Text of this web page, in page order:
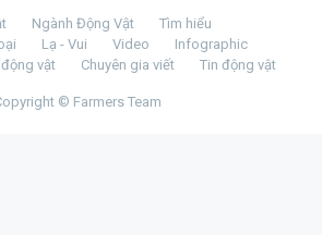
Ngành Động Vật
Tìm hiểu
Lạ - Vui Video
Infographic
vật Chuyên gia viết Tin động vật
© Farmers Team